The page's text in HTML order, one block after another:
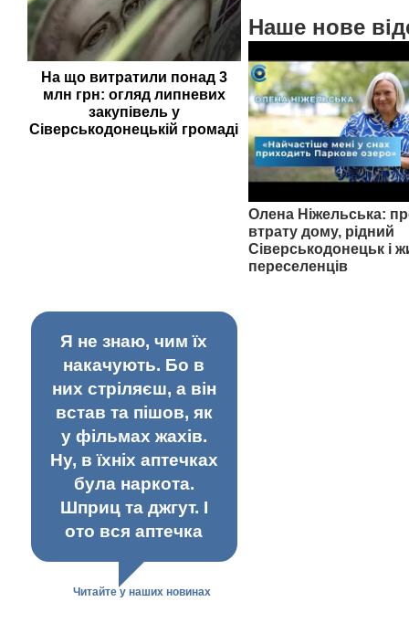
На що витратили понад 3
млн грн: огляд липневих
закупівель у
Сіверськодонецькій громаді
Наше нове
Олена Ніжельська:
втрату дому, рідний
Сіверськодонецьк і
переселенців
Я не знаю, чим їх
накачують. Бо в
них стріляєш, а він
встав та пішов, як
у фільмах жахів.
Ну, в їхніх аптечках
була наркота.
Шприц та джгут. І
ото вся аптечка
Читайте у наших новинах